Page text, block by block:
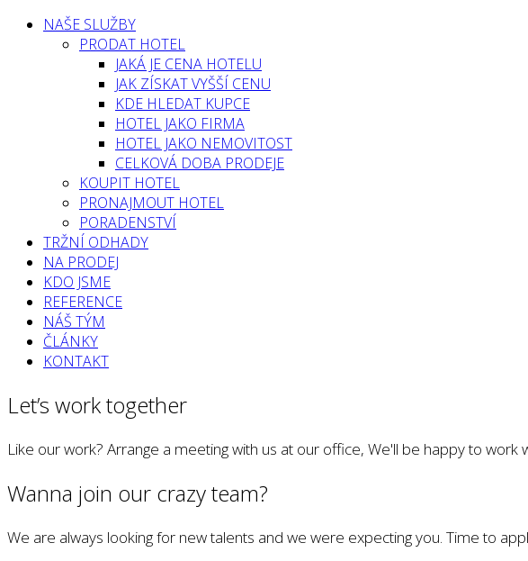
NAŠE SLUŽBY
PRODAT HOTEL
JAKÁ JE CENA HOTELU
JAK ZÍSKAT VYŠŠÍ CENU
KDE HLEDAT KUPCE
HOTEL JAKO FIRMA
HOTEL JAKO NEMOVITOST
CELKOVÁ DOBA PRODEJE
KOUPIT HOTEL
PRONAJMOUT HOTEL
PORADENSTVÍ
TRŽNÍ ODHADY
NA PRODEJ
KDO JSME
REFERENCE
NÁŠ TÝM
ČLÁNKY
KONTAKT
Let’s work together
Like our work? Arrange a meeting with us at our office, We'll be happy to work
Wanna join our crazy team?
We are always looking for new talents and we were expecting you. Time to